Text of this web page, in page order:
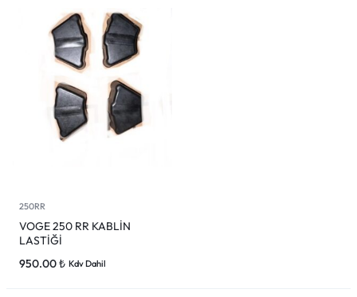
250RR
VOGE 250 RR KABLİN
LASTİĞİ
950.00₺ Kdv Dahil